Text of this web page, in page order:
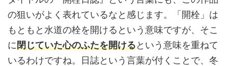
の狙いがよく表れているなと感じます。「開栓」は
もともと水道の栓を開けるという意味ですが、そこ
に閉じていた心のふたを開けるという意味を重ねて
いるわけですね。日誌という言葉が付くことで、冬